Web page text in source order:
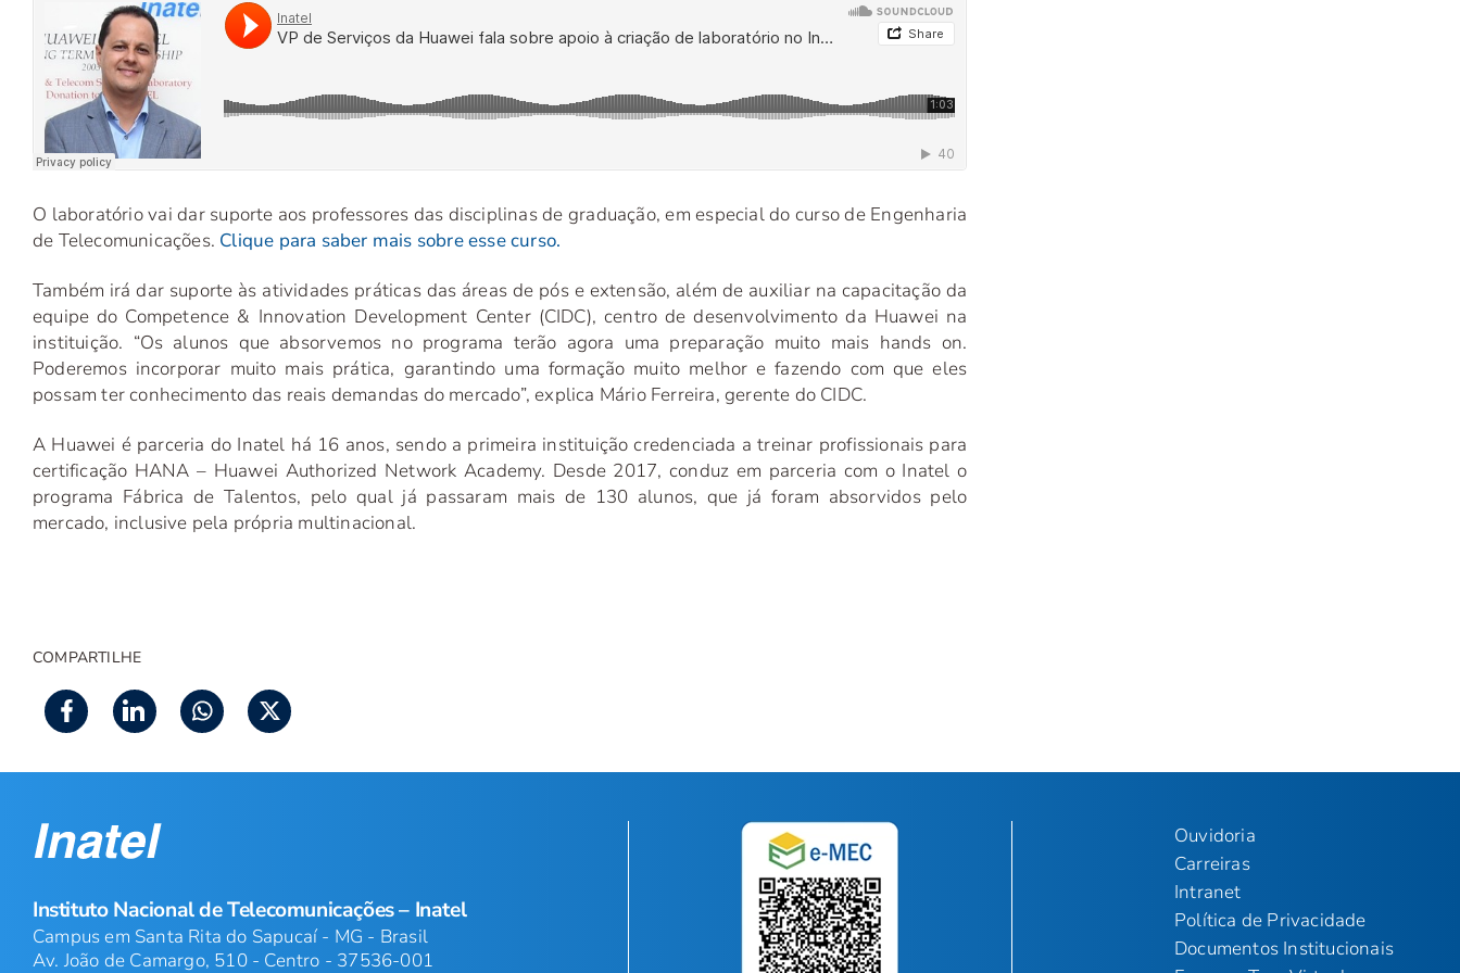
O laboratório vai dar suporte aos professores das disciplinas de graduação, em especial do curso de Engenharia
de Telecomunicações. Clique para saber mais sobre esse curso.
Também irá dar suporte às atividades práticas das áreas de pós e extensão, além de auxiliar na capacitação da
equipe do Competence & Innovation Development Center (CIDC), centro de desenvolvimento da Huawei na
instituição. “Os alunos que absorvemos no programa terão agora uma preparação muito mais hands on.
Poderemos incorporar muito mais prática, garantindo uma formação muito melhor e fazendo com que eles
possam ter conhecimento das reais demandas do mercado”, explica Mário Ferreira, gerente do CIDC.
A Huawei é parceria do Inatel há 16 anos, sendo a primeira instituição credenciada a treinar profissionais para
certificação HANA – Huawei Authorized Network Academy. Desde 2017, conduz em parceria com o Inatel o
programa Fábrica de Talentos, pelo qual já passaram mais de 130 alunos, que já foram absorvidos pelo
mercado, inclusive pela própria multinacional.
COMPARTILHE
Instituto Nacional de Telecomunicações – Inatel
Campus em Santa Rita do Sapucaí - MG - Brasil
Av. João de Camargo, 510 - Centro - 37536-001
Ouvidoria
Carreiras
Intranet
Política de Privacidade
Documentos Institucionais